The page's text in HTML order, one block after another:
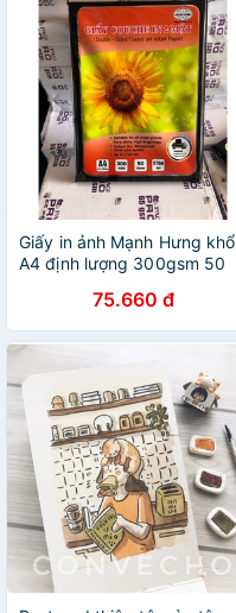
Giấy in ảnh Mạnh Hưng khổ
A4 định lượng 300gsm 50
75.660 đ